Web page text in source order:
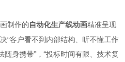
制作的自动化生产线动画精准呈现
“客户看不到内部结构、听不懂工作
随身携带”，“投标时间有限、技术复